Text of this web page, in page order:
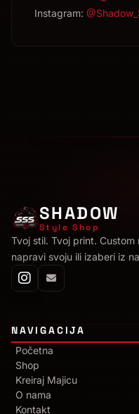
Instagram:
SHADOW
Style Shop
Tvoj stil. Tvoj print.
napravi svoju ili izaberi iz
NAVIGACIJA
Početna
Shop
Kreiraj Majicu
O nama
Kontakt